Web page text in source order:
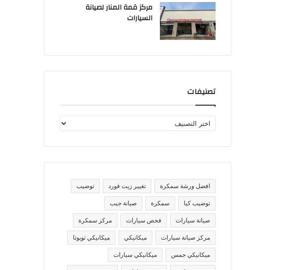
مركز قمة المنار لصيانة
السيارات
تصنيفات
ص
ف
تافضل ورشة سمكرة تغيير زيت فورد توضيب
توضيب كيا سمكرة صيانة جيب
صيانة سيارات فحص سيارات مركز سمكرة
مركز صيانة سيارات ميكانيكي ميكانيكي تويوتا
ميكانيكي جمس ميكانيكي سيارات